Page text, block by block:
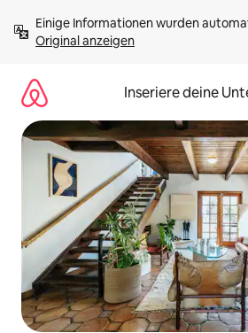
Inhalten
springenOriginal anzeigen
Inseriere deine